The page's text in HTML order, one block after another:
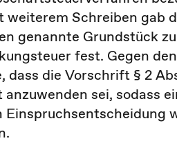
Schreiben gab
genannte Grundstück
fest. Gegen
die Vorschrift § 2
sei, sodass
Einspruchsentscheidung